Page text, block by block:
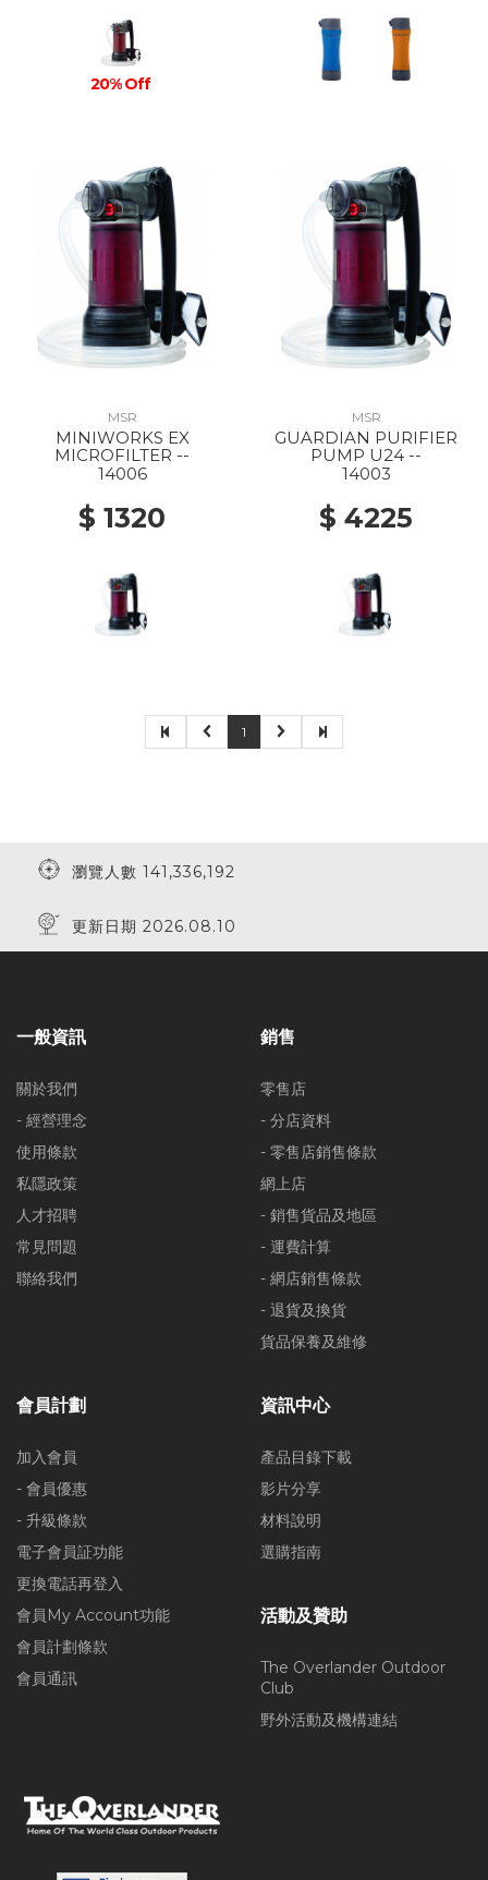
20% Off
MSR
MINIWORKS EX
MICROFILTER --
14006
$ 1320
MSR
GUARDIAN PURIFIER
PUMP U24 --
14003
$ 4225
1
瀏覽人數 141,336,192
更新日期 2026.08.10
一般資訊
關於我們
- 經營理念
使用條款
私隱政策
人才招聘
常見問題
聯絡我們
銷售
零售店
- 分店資料
- 零售店銷售條款
網上店
- 銷售貨品及地區
- 運費計算
- 網店銷售條款
- 退貨及換貨
貨品保養及維修
會員計劃
加入會員
- 會員優惠
- 升級條款
電子會員証功能
更換電話再登入
會員My Account功能
會員計劃條款
會員通訊
資訊中心
產品目錄下載
影片分享
材料說明
選購指南
活動及贊助
The Overlander Outdoor
Club
野外活動及機構連結